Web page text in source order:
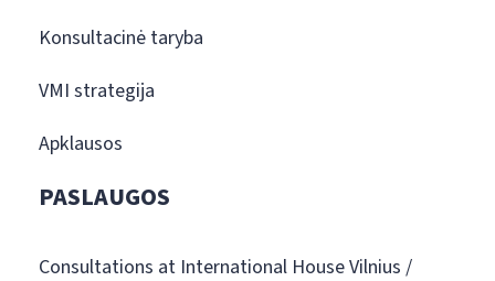
Konsultacinė taryba
VMI strategija
Apklausos
PASLAUGOS
Consultations at International House Vilnius /